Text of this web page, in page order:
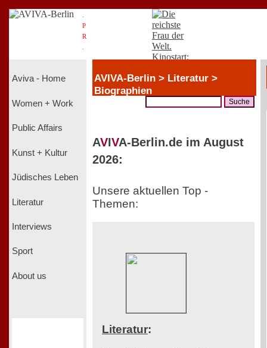
P
R
Aviva - Home
Women + Work
Public Affairs
Kunst + Kultur
Jüdisches Leben
Literatur
Interviews
Sport
About us
AVIVA-Berlin > Literatur >
Biographien
AVIVA-Berlin.de im August
2026:
Unsere aktuellen Top -
Themen:
Literatur: